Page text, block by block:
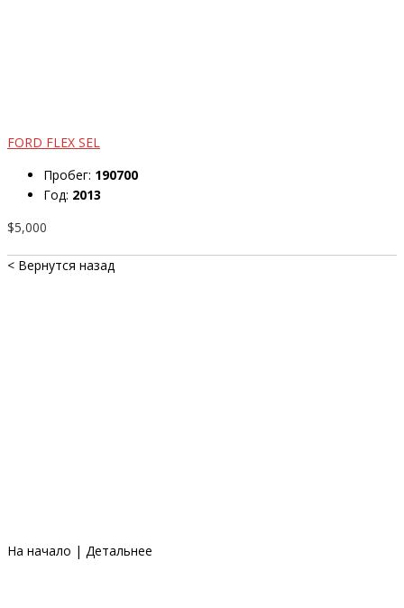
FORD FLEX SEL
Пробег: 190700
Год: 2013
$5,000
< Вернутся назад
На начало | Детальнее